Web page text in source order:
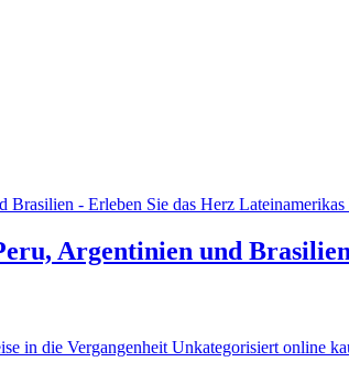
Argentinien und